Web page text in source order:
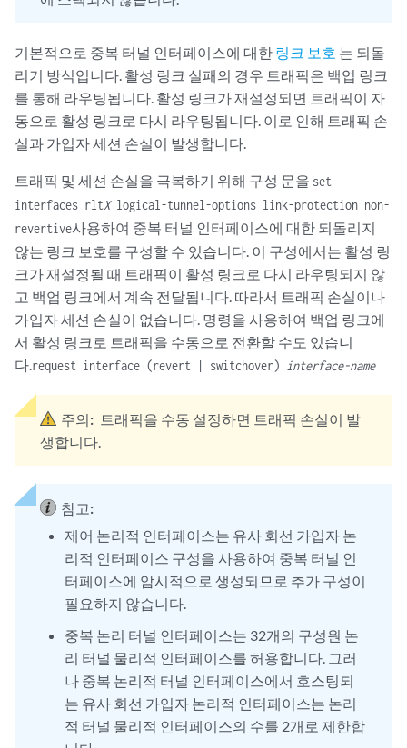
기본적으로 중복 터널 인터페이스에 대한 링크 보호 는 되돌
리기 방식입니다. 활성 링크 실패의 경우 트래픽은 백업 링크
를 통해 라우팅됩니다. 활성 링크가 재설정되면 트래픽이 자
동으로 활성 링크로 다시 라우팅됩니다. 이로 인해 트래픽 손
실과 가입자 세션 손실이 발생합니다.
트래픽 및 세션 손실을 극복하기 위해 구성 문을 set
interfaces rltXlogical-tunnel-options link-protection non-
revertive사용하여 중복 터널 인터페이스에 대한 되돌리지
않는 링크 보호를 구성할 수 있습니다. 이 구성에서는 활성 링
크가 재설정될 때 트래픽이 활성 링크로 다시 라우팅되지 않
고 백업 링크에서 계속 전달됩니다. 따라서 트래픽 손실이나
가입자 세션 손실이 없습니다. 명령을 사용하여 백업 링크에
서 활성 링크로 트래픽을 수동으로 전환할 수도 있습니
다. request interface (revert | switchover) interface-name
주의: 트래픽을 수동 설정하면 트래픽 손실이 발
생합니다.
참고:
제어 논리적 인터페이스는 유사 회선 가입자 논
리적 인터페이스 구성을 사용하여 중복 터널 인
터페이스에 암시적으로 생성되므로 추가 구성이
필요하지 않습니다.
중복 논리 터널 인터페이스는 32개의 구성원 논
리 터널 물리적 인터페이스를 허용합니다. 그러
나 중복 논리적 터널 인터페이스에서 호스팅되
는 유사 회선 가입자 논리적 인터페이스는 논리
적 터널 물리적 인터페이스의 수를 2개로 제한합